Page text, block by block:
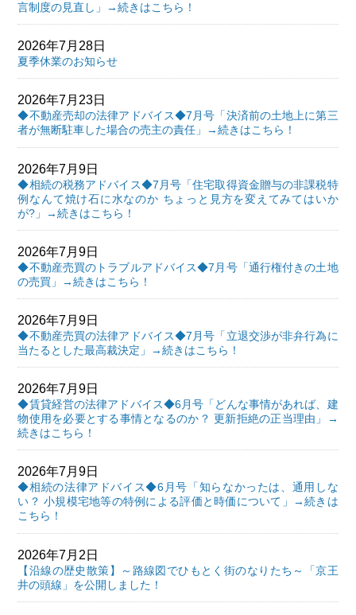
言制度の見直し」→続きはこちら！
2026年7月28日
夏季休業のお知らせ
2026年7月23日
◆不動産売却の法律アドバイス◆7月号「決済前の土地上に第三
者が無断駐車した場合の売主の責任」→続きはこちら！
2026年7月9日
◆相続の税務アドバイス◆7月号「住宅取得資金贈与の非課税特
例なんて焼け石に水なのか ちょっと見方を変えてみてはいか
が?」→続きはこちら！
2026年7月9日
◆不動産売買のトラブルアドバイス◆7月号「通行権付きの土地
の売買」→続きはこちら！
2026年7月9日
◆不動産売買の法律アドバイス◆7月号「立退交渉が非弁行為に
当たるとした最高裁決定」→続きはこちら！
2026年7月9日
◆賃貸経営の法律アドバイス◆6月号「どんな事情があれば、建
物使用を必要とする事情となるのか？ 更新拒絶の正当理由」→
続きはこちら！
2026年7月9日
◆相続の法律アドバイス◆6月号「知らなかったは、通用しな
い？ 小規模宅地等の特例による評価と時価について」→続きは
こちら！
2026年7月2日
【沿線の歴史散策】～路線図でひもとく街のなりたち～「京王
井の頭線」を公開しました！